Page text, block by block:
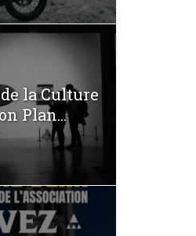
la Culture
Plan...